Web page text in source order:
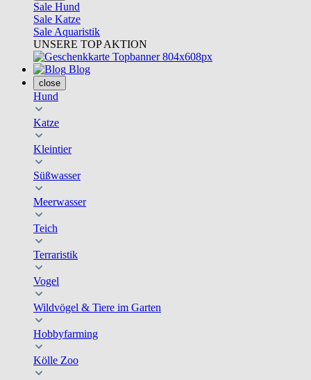
Sale Hund
Sale Katze
Sale Aquaristik
UNSERE TOP AKTION
Blog
close
Hund
Katze
Kleintier
Süßwasser
Meerwasser
Teich
Terraristik
Vogel
Wildvögel & Tiere im Garten
Hobbyfarming
Kölle Zoo